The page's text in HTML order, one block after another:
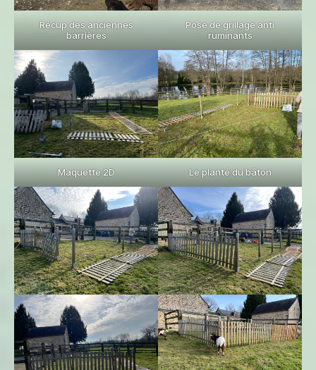
Récup des anciennes
barrières
Pose de grillage anti
ruminants
Maquette 2D Le planté du bâton